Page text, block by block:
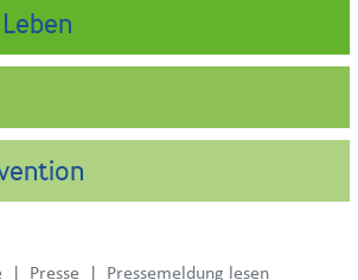
Presse Pressemeldung lesen